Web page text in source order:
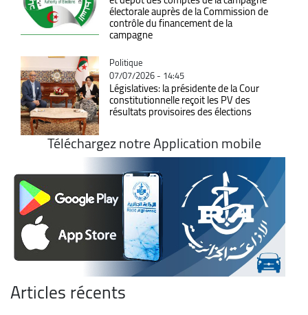
électorale auprès de la Commission de
contrôle du financement de la
campagne
Catégorie
Politique
07/07/2026 - 14:45
Législatives: la présidente de la Cour
constitutionnelle reçoit les PV des
résultats provisoires des élections
Téléchargez notre Application mobile
Articles récents